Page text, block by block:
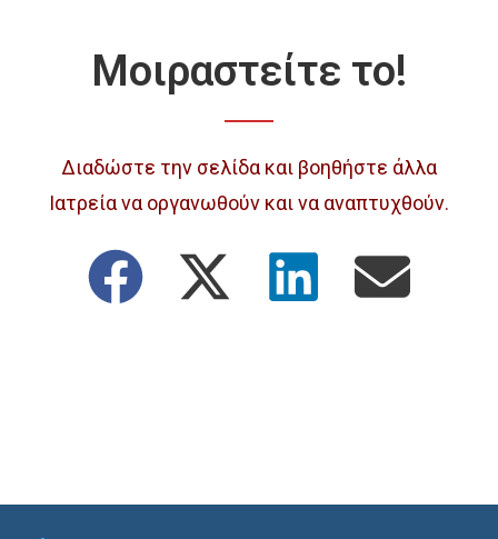
Μοιραστείτε το!
Διαδώστε την σελίδα και βοηθήστε άλλα
Ιατρεία να οργανωθούν και να αναπτυχθούν.